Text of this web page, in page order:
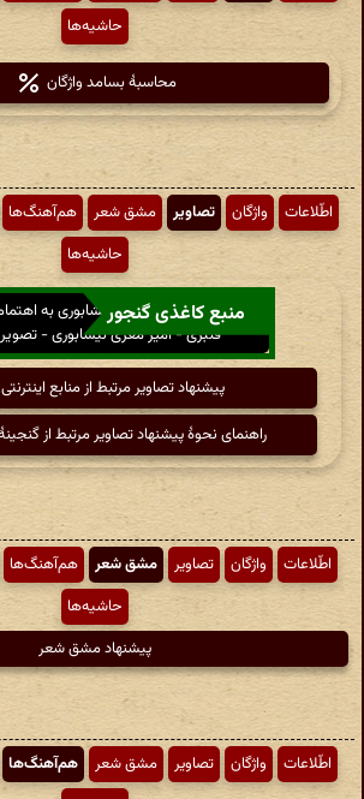
حاشیه‌ها
محاسبهٔ بسامد واژگان
اطّلاعات واژگان تصاویر مشق شعر هم‌آهنگ‌ها
حاشیه‌ها
منبع کاغذی گنجور
کلیات دیوان امیر معزی نیشابوری به
قنبری - امیر معزی نیشابوری - تصویر ۷۸۴
پیشنهاد تصاویر مرتبط از منابع اینترنتی
راهنمای نحوهٔ پیشنهاد تصاویر مرتبط از
اطّلاعات واژگان تصاویر مشق شعر هم‌آهنگ‌ها
حاشیه‌ها
پیشنهاد مشق شعر
اطّلاعات واژگان تصاویر مشق شعر هم‌آهنگ‌ها